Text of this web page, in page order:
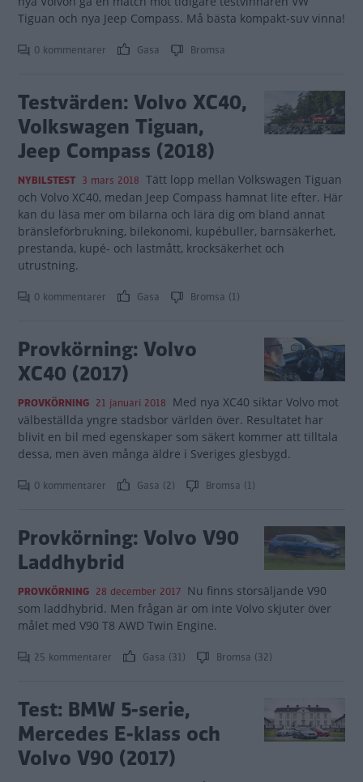
Tiguan och nya Jeep Compass. Må bästa kompakt-suv vinna!
0 kommentarer Gasa Bromsa
Testvärden: Volvo XC40,
Volkswagen Tiguan,
Jeep Compass (2018)
NYBILSTEST 3 mars 2018 Tätt lopp mellan Volkswagen Tiguan
och Volvo XC40, medan Jeep Compass hamnat lite efter. Här
kan du läsa mer om bilarna och lära dig om bland annat
bränsleförbrukning, bilekonomi, kupébuller, barnsäkerhet,
prestanda, kupé- och lastmått, krocksäkerhet och
utrustning.
0 kommentarer Gasa Bromsa (1)
Provkörning: Volvo
XC40 (2017)
PROVKÖRNING 21 januari 2018 Med nya XC40 siktar Volvo mot
välbeställda yngre stadsbor världen över. Resultatet har
blivit en bil med egenskaper som säkert kommer att tilltala
dessa, men även många äldre i Sveriges glesbygd.
0 kommentarer Gasa (2) Bromsa (1)
Provkörning: Volvo V90
Laddhybrid
PROVKÖRNING 28 december 2017 Nu finns storsäljande V90
som laddhybrid. Men frågan är om inte Volvo skjuter över
målet med V90 T8 AWD Twin Engine.
25 kommentarer Gasa (31) Bromsa (32)
Test: BMW 5-serie,
Mercedes E-klass och
Volvo V90 (2017)